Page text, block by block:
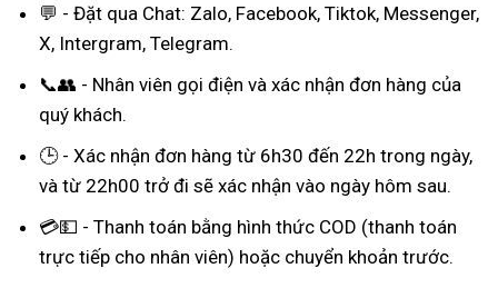
💬 - Đặt qua Chat: Zalo, Facebook, Tiktok, Messenger,
X, Intergram, Telegram.
📞👥 - Nhân viên gọi điện và xác nhận đơn hàng của
quý khách.
🕒 - Xác nhận đơn hàng từ 6h30 đến 22h trong ngày,
và từ 22h00 trở đi sẽ xác nhận vào ngày hôm sau.
💳💵 - Thanh toán bằng hình thức COD (thanh toán
trực tiếp cho nhân viên) hoặc chuyển khoản trước.